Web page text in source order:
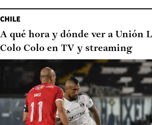
CHILE
A qué hora y dónde ver a Unión
Colo Colo en TV y streaming